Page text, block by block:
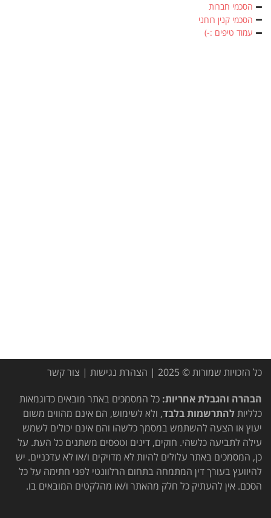
הסכמי חברות
הסכמי קנין רוחני
עמוד טיפים :-)
כל הזכויות שמורות © 2025 | הצהרת נגישות | צור קשר
הבהרה והגבלת אחריות: כל המסמכים באתר מובאים כדוגמאות
כלליותלהתרשמות בלבד, ולא לשימוש, הם אינם מהווים משום
יעוץ או הצעה להשתמש במסמך כלשהו והם אינם יכולים לשמש
עילה לתביעה כלשהי. חוקים, דינים וטפסים משתנים כל העת. על
כן, המסמכים באתר עלולים להיות לא מדויקים ו/או לא עדכניים. יש
להיוועץ בעורך דין המתמחה בתחום הרלוונטי לפני חתימה על כל
הסכם. אין להעתיק כל חלק מהאתר ו/או מהלקטים המובאים בו.